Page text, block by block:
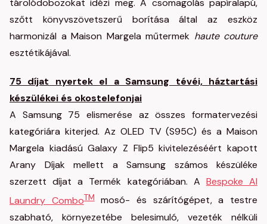
tárolódobozokat idézi meg. A csomagolás papíralapú,
szőtt könyvszövetszerű borítása által az eszköz
harmonizál a Maison Margela műtermek haute couture
esztétikájával.
75 díjat nyertek el a Samsung tévéi, háztartási
készülékei és okostelefonjai
A Samsung 75 elismerése az összes formatervezési
kategóriára kiterjed. Az OLED TV (S95C) és a Maison
Margela kiadású Galaxy Z Flip5 kivitelezéséért kapott
Arany Díjak mellett a Samsung számos készüléke
szerzett díjat a Termék kategóriában. A Bespoke AI
Laundry ComboTMmosó- és szárítógépet, a testre
szabható, környezetébe belesimuló, vezeték nélküli